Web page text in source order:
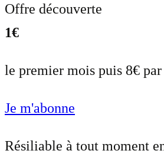
Offre découverte
1€
le premier mois puis 8€
Je m'abonne
Résiliable à tout moment